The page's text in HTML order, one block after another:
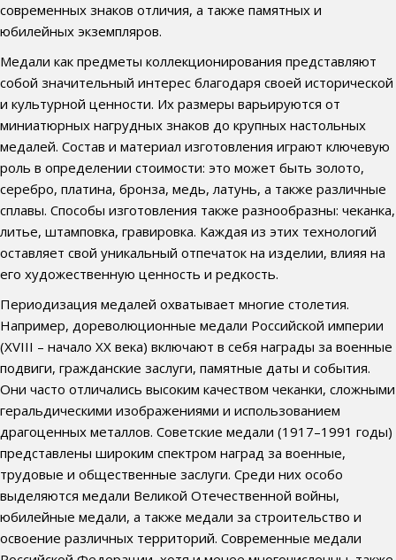
современных знаков отличия, а также памятных и
юбилейных экземпляров.
Медали как предметы коллекционирования представляют
собой значительный интерес благодаря своей исторической
и культурной ценности. Их размеры варьируются от
миниатюрных нагрудных знаков до крупных настольных
медалей. Состав и материал изготовления играют ключевую
роль в определении стоимости: это может быть золото,
серебро, платина, бронза, медь, латунь, а также различные
сплавы. Способы изготовления также разнообразны: чеканка,
литье, штамповка, гравировка. Каждая из этих технологий
оставляет свой уникальный отпечаток на изделии, влияя на
его художественную ценность и редкость.
Периодизация медалей охватывает многие столетия.
Например, дореволюционные медали Российской империи
(XVIII – начало XX века) включают в себя награды за военные
подвиги, гражданские заслуги, памятные даты и события.
Они часто отличались высоким качеством чеканки, сложными
геральдическими изображениями и использованием
драгоценных металлов. Советские медали (1917–1991 годы)
представлены широким спектром наград за военные,
трудовые и общественные заслуги. Среди них особо
выделяются медали Великой Отечественной войны,
юбилейные медали, а также медали за строительство и
освоение различных территорий. Современные медали